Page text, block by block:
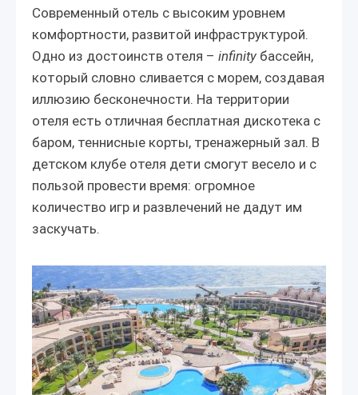
Современный отель с высоким уровнем
комфортности, развитой инфраструктурой.
Одно из достоинств отеля – infinity бассейн,
который словно сливается с морем, создавая
иллюзию бесконечности. На территории
отеля есть отличная бесплатная дискотека с
баром, теннисные корты, тренажерный зал. В
детском клубе отеля дети смогут весело и с
пользой провести время: огромное
количество игр и развлечений не дадут им
заскучать.